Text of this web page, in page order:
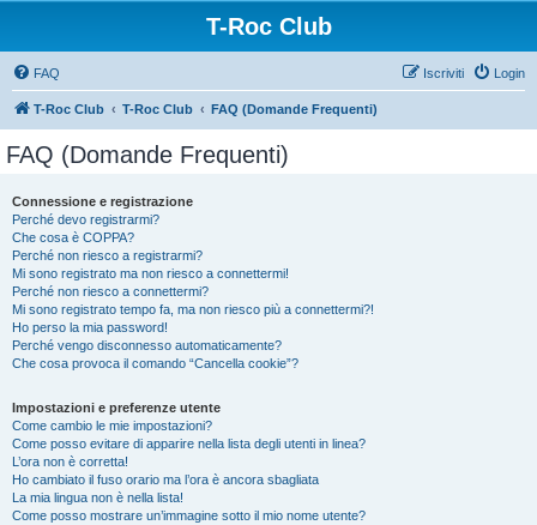
T-Roc Club
FAQ Login
Iscriviti
T-Roc Club T-Roc Club FAQ (Domande Frequenti)
FAQ (Domande Frequenti)
Connessione e registrazione
Perché devo registrarmi?
Che cosa è COPPA?
Perché non riesco a registrarmi?
Mi sono registrato ma non riesco a connettermi!
Perché non riesco a connettermi?
Mi sono registrato tempo fa, ma non riesco più a connettermi?!
Ho perso la mia password!
Perché vengo disconnesso automaticamente?
Che cosa provoca il comando “Cancella cookie”?
Impostazioni e preferenze utente
Come cambio le mie impostazioni?
Come posso evitare di apparire nella lista degli utenti in linea?
L’ora non è corretta!
Ho cambiato il fuso orario ma l’ora è ancora sbagliata
La mia lingua non è nella lista!
Come posso mostrare un’immagine sotto il mio nome utente?